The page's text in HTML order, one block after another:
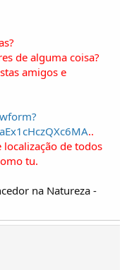
de alguma coisa?
amigos e
..
localização de todos
tu.
na Natureza -